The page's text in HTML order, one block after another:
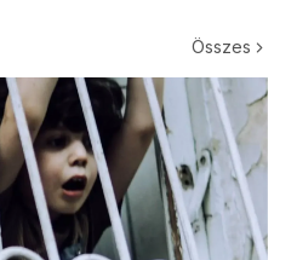
Összes